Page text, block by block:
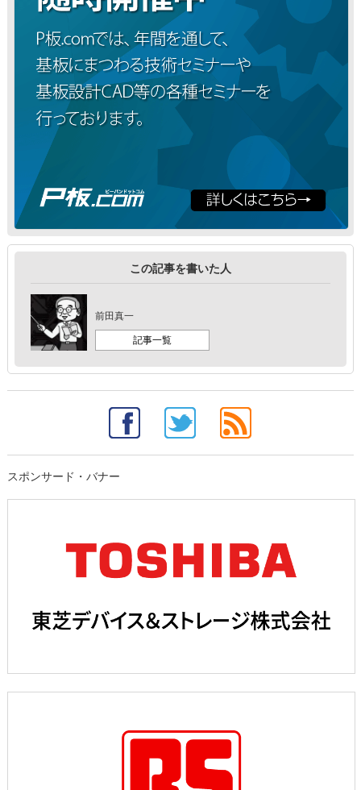
この記事を書いた人
前田真一
記事一覧
スポンサード・バナー